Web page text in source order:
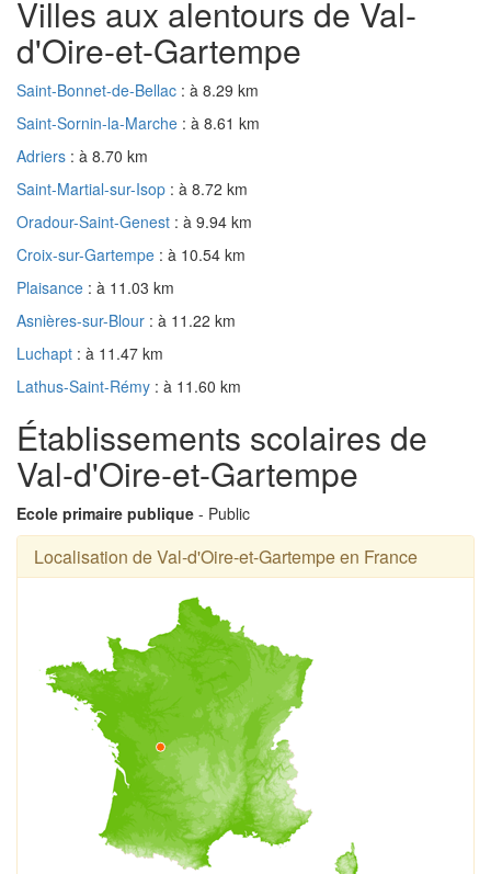
Villes aux alentours de Val-
d'Oire-et-Gartempe
Saint-Bonnet-de-Bellac : à 8.29 km
Saint-Sornin-la-Marche : à 8.61 km
Adriers : à 8.70 km
Saint-Martial-sur-Isop : à 8.72 km
Oradour-Saint-Genest : à 9.94 km
Croix-sur-Gartempe : à 10.54 km
Plaisance : à 11.03 km
Asnières-sur-Blour : à 11.22 km
Luchapt : à 11.47 km
Lathus-Saint-Rémy : à 11.60 km
Établissements scolaires de
Val-d'Oire-et-Gartempe
Ecole primaire publique - Public
Localisation de Val-d'Oire-et-Gartempe en France